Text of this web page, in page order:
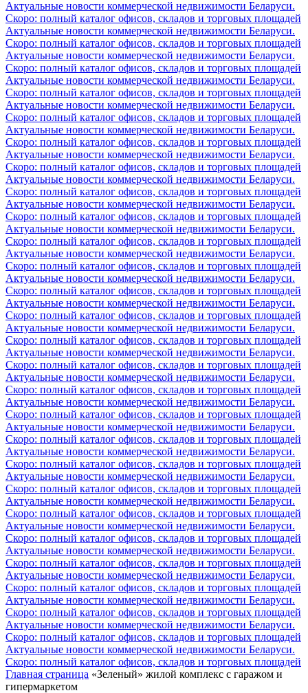
Актуальные новости коммерческой недвижимости Беларуси.
Скоро: полный каталог офисов, складов и торговых площадей
Актуальные новости коммерческой недвижимости Беларуси.
Скоро: полный каталог офисов, складов и торговых площадей
Актуальные новости коммерческой недвижимости Беларуси.
Скоро: полный каталог офисов, складов и торговых площадей
Актуальные новости коммерческой недвижимости Беларуси.
Скоро: полный каталог офисов, складов и торговых площадей
Актуальные новости коммерческой недвижимости Беларуси.
Скоро: полный каталог офисов, складов и торговых площадей
Актуальные новости коммерческой недвижимости Беларуси.
Скоро: полный каталог офисов, складов и торговых площадей
Актуальные новости коммерческой недвижимости Беларуси.
Скоро: полный каталог офисов, складов и торговых площадей
Актуальные новости коммерческой недвижимости Беларуси.
Скоро: полный каталог офисов, складов и торговых площадей
Актуальные новости коммерческой недвижимости Беларуси.
Скоро: полный каталог офисов, складов и торговых площадей
Актуальные новости коммерческой недвижимости Беларуси.
Скоро: полный каталог офисов, складов и торговых площадей
Актуальные новости коммерческой недвижимости Беларуси.
Скоро: полный каталог офисов, складов и торговых площадей
Актуальные новости коммерческой недвижимости Беларуси.
Скоро: полный каталог офисов, складов и торговых площадей
Актуальные новости коммерческой недвижимости Беларуси.
Скоро: полный каталог офисов, складов и торговых площадей
Актуальные новости коммерческой недвижимости Беларуси.
Скоро: полный каталог офисов, складов и торговых площадей
Актуальные новости коммерческой недвижимости Беларуси.
Скоро: полный каталог офисов, складов и торговых площадей
Актуальные новости коммерческой недвижимости Беларуси.
Скоро: полный каталог офисов, складов и торговых площадей
Актуальные новости коммерческой недвижимости Беларуси.
Скоро: полный каталог офисов, складов и торговых площадей
Актуальные новости коммерческой недвижимости Беларуси.
Скоро: полный каталог офисов, складов и торговых площадей
Актуальные новости коммерческой недвижимости Беларуси.
Скоро: полный каталог офисов, складов и торговых площадей
Актуальные новости коммерческой недвижимости Беларуси.
Скоро: полный каталог офисов, складов и торговых площадей
Актуальные новости коммерческой недвижимости Беларуси.
Скоро: полный каталог офисов, складов и торговых площадей
Актуальные новости коммерческой недвижимости Беларуси.
Скоро: полный каталог офисов, складов и торговых площадей
Актуальные новости коммерческой недвижимости Беларуси.
Скоро: полный каталог офисов, складов и торговых площадей
Актуальные новости коммерческой недвижимости Беларуси.
Скоро: полный каталог офисов, складов и торговых площадей
Актуальные новости коммерческой недвижимости Беларуси.
Скоро: полный каталог офисов, складов и торговых площадей
Актуальные новости коммерческой недвижимости Беларуси.
Скоро: полный каталог офисов, складов и торговых площадей
Актуальные новости коммерческой недвижимости Беларуси.
Скоро: полный каталог офисов, складов и торговых площадей
Главная страница «Зеленый» жилой комплекс с гаражом и
гипермаркетом